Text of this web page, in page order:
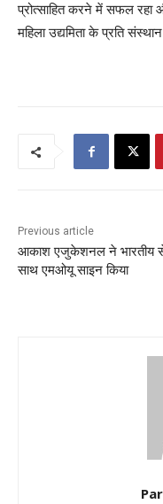
प्रोत्साहित करने में सफल रहा
महिला उद्यमिता के प्रति
Previous article
आकाश एजुकेशनल ने भारतीय
साथ एमओयू साइन किया